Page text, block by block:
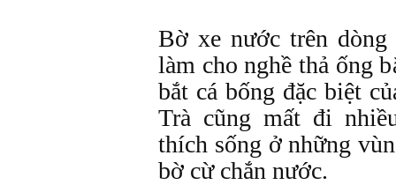
Bờ xe nước trên
làm cho nghề thả ống
bắt cá bống đặc biệt
Trà cũng mất đi
thích sống ở những
bờ cừ chắn nước.